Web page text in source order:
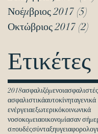
Νοέμβριος 2017 (5)
Οκτώβριος 2017 (2)
Ετικέτες
2018ασφαλιζόμενοιασφαλιστές
ασφαλιστικάαυτοκίνηταγενικά
ενέργειαεξωτερικόκοινωνικά
νοσοκομειαοικονομίασαν
σπουδέςσύνταξηυγεια